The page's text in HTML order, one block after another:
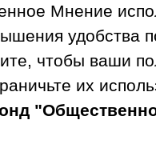
Мнение
удобства
чтобы ваши
их